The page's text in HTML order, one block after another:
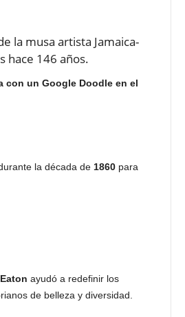
la musa artista Jamaica-
hace 146 años.
con un Google Doodle en el
la década de 1860para
Eaton ayudó a redefinir los
de belleza y diversidad.